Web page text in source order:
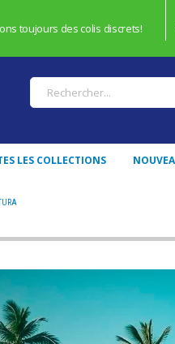
toujours des colis discrets!
LES COLLECTIONS